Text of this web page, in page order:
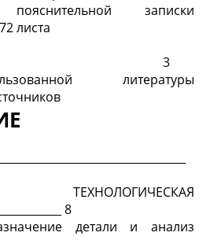
записки
литературы
8
детали и анализ